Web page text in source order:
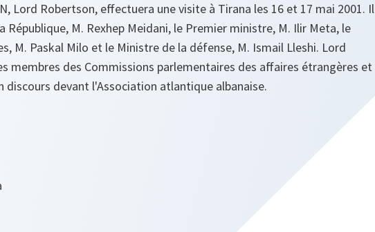
Lord Robertson, effectuera une visite à Tirana les 16 et 17 mai 2001. Il
M. Rexhep Meidani, le Premier ministre, M. Ilir Meta, le
M. Paskal Milo et le Ministre de la défense, M. Ismail Lleshi. Lord
membres des Commissions parlementaires des affaires étrangères et
discours devant l'Association atlantique albanaise.